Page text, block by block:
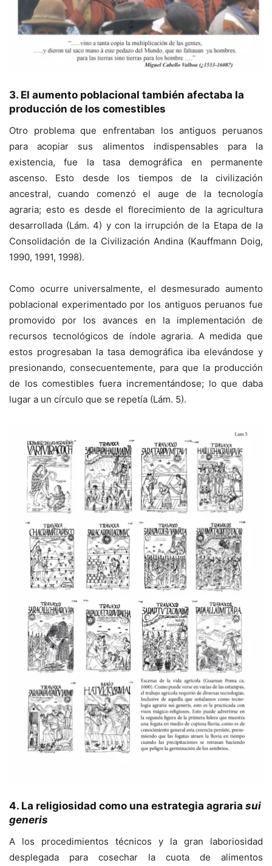
3. El aumento poblacional también afectaba la
producción de los comestibles
Otro problema que enfrentaban los antiguos peruanos
para acopiar sus alimentos indispensables para la
existencia, fue la tasa demográfica en permanente
ascenso. Esto desde los tiempos de la civilización
ancestral, cuando comenzó el auge de la tecnología
agraria; esto es desde el florecimiento de la agricultura
desarrollada (Lám. 4) y con la irrupción de la Etapa de la
Consolidación de la Civilización Andina (Kauffmann Doig,
1990, 1991, 1998).
Como ocurre universalmente, el desmesurado aumento
poblacional experimentado por los antiguos peruanos fue
promovido por los avances en la implementación de
recursos tecnológicos de índole agraria. A medida que
estos progresaban la tasa demográfica iba elevándose y
presionando, consecuentemente, para que la producción
de los comestibles fuera incrementándose; lo que daba
lugar a un círculo que se repetía (Lám. 5).
4. La religiosidad como una estrategia agraria sui
generis
A los procedimientos técnicos y la gran laboriosidad
desplegada para cosechar la cuota de alimentos